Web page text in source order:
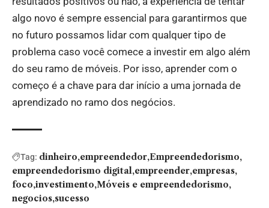
algo novo é sempre essencial para garantirmos que
no futuro possamos lidar com qualquer tipo de
problema caso você comece a investir em algo além
do seu ramo de móveis. Por isso, aprender com o
começo é a chave para dar início a uma jornada de
aprendizado no ramo dos negócios.
Tag: dinheiro empreendedor Empreendedorismo
empreendedorismo digital empreender empresas
foco investimento Móveis e empreendedorismo
negocios sucesso